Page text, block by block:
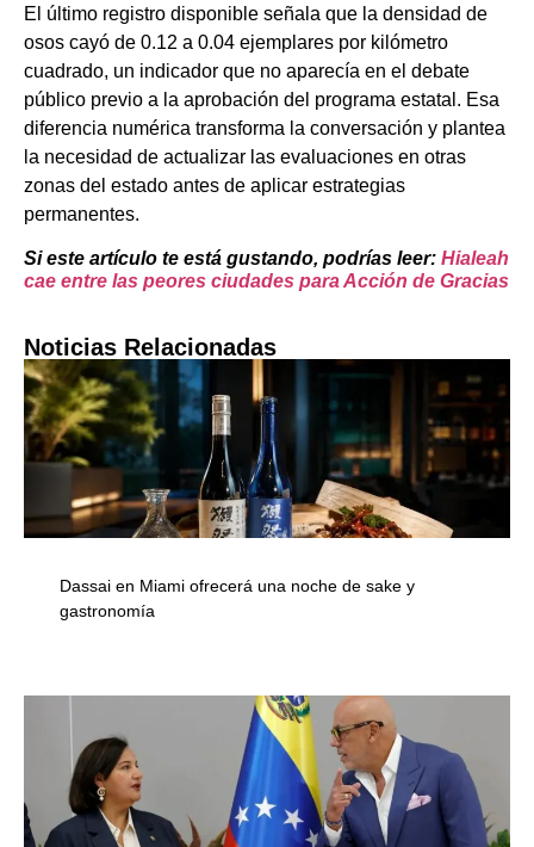
El último registro disponible señala que la densidad de
osos cayó de 0.12 a 0.04 ejemplares por kilómetro
cuadrado, un indicador que no aparecía en el debate
público previo a la aprobación del programa estatal. Esa
diferencia numérica transforma la conversación y plantea
la necesidad de actualizar las evaluaciones en otras
zonas del estado antes de aplicar estrategias
permanentes.
Si este artículo te está gustando, podrías leer: Hialeah
cae entre las peores ciudades para Acción de Gracias
Noticias Relacionadas
Dassai en Miami ofrecerá una noche de sake y
gastronomía